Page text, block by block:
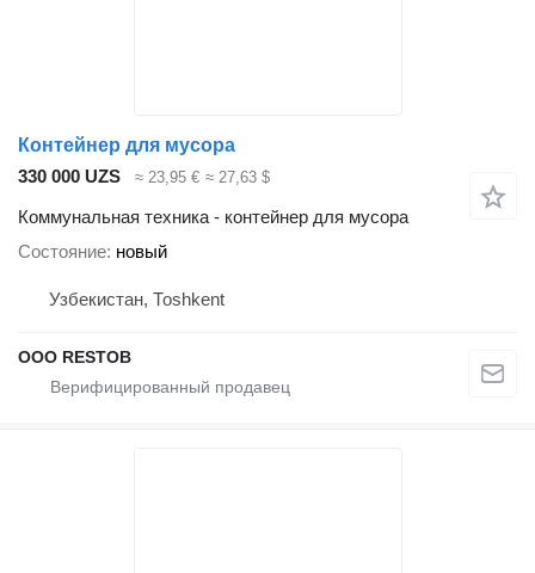
Контейнер для мусора
330 000 UZS
≈ 23,95 € ≈ 27,63 $
Коммунальная техника - контейнер для мусора
Состояние новый
Узбекистан, Тоshkent
OOO RESTOB